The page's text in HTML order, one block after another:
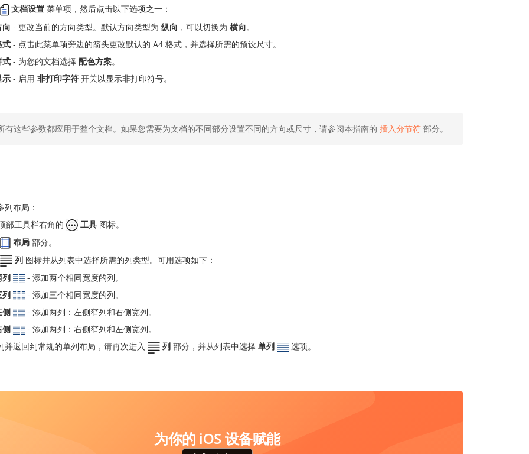
文档设置 菜单项，然后点击以下选项之一：
向 - 更改当前的方向类型。默认方向类型为 纵向 ，可以切换为 横向。
式 - 点击此菜单项旁边的箭头更改默认的 A4 格式，并选择所需的预设尺寸。
式 - 为您的文档选择 配色方案。
示 - 启用 非打印字符 开关以显示非打印符号。
有这些参数都应用于整个文档。如果您需要为文档的不同部分设置不同的方向或尺寸，请参阅本指南的 插入分节符 部分。
列布局：
部工具栏右角的
工具 图标。
布局 部分。
列 图标并从列表中选择所需的列类型。可用选项如下：
列
- 添加两个相同宽度的列。
列
- 添加三个相同宽度的列。
侧
- 添加两列：左侧窄列和右侧宽列。
侧
- 添加两列：右侧窄列和左侧宽列。
并返回到常规的单列布局，请再次进入
列 部分，并从列表中选择 单列 选项。
为你的 iOS 设备赋能